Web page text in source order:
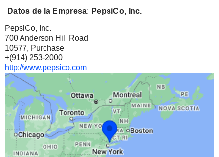
Datos de la Empresa: PepsiCo, Inc.
PepsiCo, Inc.
700 Anderson Hill Road
10577, Purchase
+(914) 253-2000
http://www.pepsico.com